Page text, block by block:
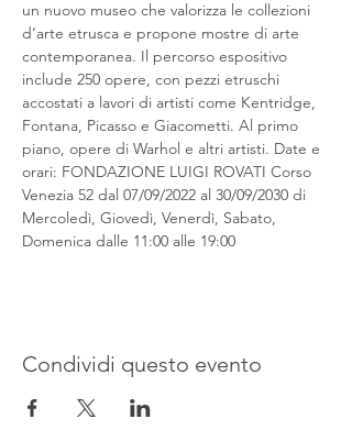
un nuovo museo che valorizza le collezioni
d’arte etrusca e propone mostre di arte
contemporanea. Il percorso espositivo
include 250 opere, con pezzi etruschi
accostati a lavori di artisti come Kentridge,
Fontana, Picasso e Giacometti. Al primo
piano, opere di Warhol e altri artisti. Date e
orari: FONDAZIONE LUIGI ROVATI Corso
Venezia 52 dal 07/09/2022 al 30/09/2030 di
Mercoledì, Giovedì, Venerdì, Sabato,
Domenica dalle 11:00 alle 19:00
Condividi questo evento